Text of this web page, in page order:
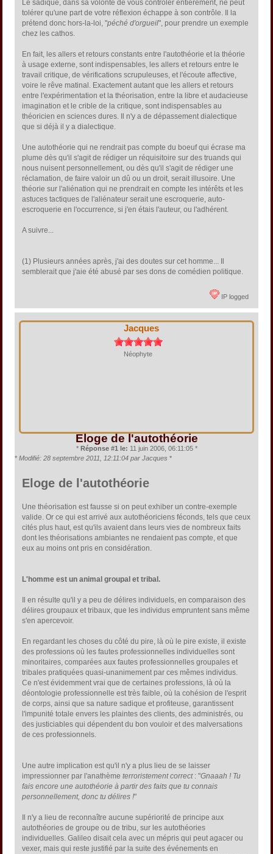
Le sadique, dans sa volonté de vous contrôler entièrement, ne peut
tolérer qu'une part de votre réflexion échappe à son contrôle. Il la
prétend donc hors-la-loi, "péché d'orgueil", pour prendre un exemple
chez les cathos.
En fait, les allers et retours constants entre l'autothéorie et la théorie
à usage externe, sont indispensables, les allers et retours entre le
travail critique, de vérifications scrupuleuses, et l'écoute affective,
voire le rêve matinal. Exactement autant que les allers et retours
entre l'expérimentation et la théorisation, entre la libre et audacieuse
imagination et le crible de la critique, sont indispensables au
théoricien en sciences dures. Il n'y a de dépassement dialectique
que si déjà il y a dialectique.
Une autothéorie qui ne rendrait pas compte du boeuf qui écrase ma
plume dès qu'il s'agit de rédiger un réquisitoire sur des truands qui
nous nuisent personnellement, ou dès qu'il s'agit de rédiger une
réclamation, de faire valoir un dû ou un droit, serait illusoire. Une
théorie sur l'aliénation qui ne prendrait en compte les intérêts et les
astuces tactiques de l'aliénateur serait une escroquerie, auto-
escroquerie en l'occurrence, si j'en étais l'auteur, ou l'adhérent.
A suivre...
(1) Plusieurs années après, j'ai des doutes sur cet homme... Il
semblerait que j'aie été abusé par ses dons de comédien politique.
IP logged
Jacques
Néophyte
Eloge de l'autothéorie
* Réponse #1 le: 11 juin 2006, 06:11:05 *
* Modifié: 28 septembre 2011, 12:11:04 par Jacques *
Eloge de l'autothéorie
Une théorisation est fausse si on peut exhiber un contre-exemple
valide. Or ce qui est arrivé aux autothéoriciens féconds, tels que ceux
cités plus haut, est qu'ils avaient dans leurs vies de nombreux faits
dont les théorisations ambiantes ne rendaient pas compte, et que
eux au moins ont pris en considération.
L'homme est un animal groupal et tribal.
Il en résulte qu'il y a peu de délires individuels, en comparaison des
délires groupaux et tribaux, que les individus empruntent sans même
s'en apercevoir.
En regardant les choses du côté du pire, là où le pire existe, il existe
des professions où les fautes professionnelles individuelles sont
minoritaires, comparées aux fautes professionnelles groupales et
tribales pratiquées quasi-unanimement par ces mêmes individus.
Ce n'est évidemment vrai que de certaines professions, là où la
déontologie professionnelle est très faible, où la cohésion de l'esprit
de corps, ainsi que sa nature sadique et profiteuse, garantissent
l'impunité totale envers les plaintes des clients, des administrés, ou
des justiciables qui dépendent du bon vouloir et des malversations
de ces professionnels.
Une autre implication est qu'il n'y a plus lieu de se laisser
impressionner par l'anathèmeterroristement correct: "Gnaaah ! Tu
fais encore une autothéorie à partir des faits que tu connais
personnellement, donc tu délires !"
Il n'y a lieu de reconnaître aucune supériorité de principe aux
autothéories de groupe ou de tribu, sur les autothéories
individuelles. Galileo disait cela avec un mépris qui peut agacer ou
vexer, mais qui reste justifié par la suite des événements en